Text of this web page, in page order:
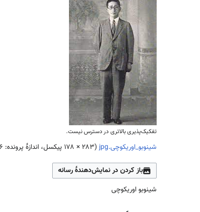
تفکیک‌پذیری بالاتری در دسترس نیست.
شینوبو_اوریکوچی.jpg (۱۷۸ × ۲۸۳ پیکسل، اندازهٔ پرونده: ۶ کیلوبایت، نوع MIME پرونده:
باز کردن در نمایش‌دهندهٔ رسانه
شینوبو اوریکوچی